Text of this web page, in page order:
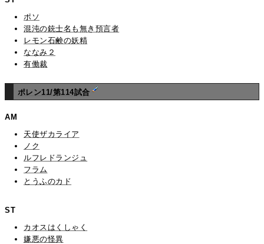
ポソ
混沌の銃士名も無き預言者
レモン石鹸の妖精
ななみ２
有働裁
ポレン11/第114試合
AM
天使ザカライア
ノク
ルフレドランジュ
フラム
とうふのカド
ST
カオスはくしゃく
嫌悪の怪異